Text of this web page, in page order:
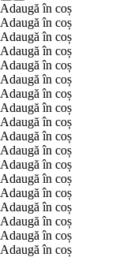
Adaugă în coș
Adaugă în coș
Adaugă în coș
Adaugă în coș
Adaugă în coș
Adaugă în coș
Adaugă în coș
Adaugă în coș
Adaugă în coș
Adaugă în coș
Adaugă în coș
Adaugă în coș
Adaugă în coș
Adaugă în coș
Adaugă în coș
Adaugă în coș
Adaugă în coș
Adaugă în coș